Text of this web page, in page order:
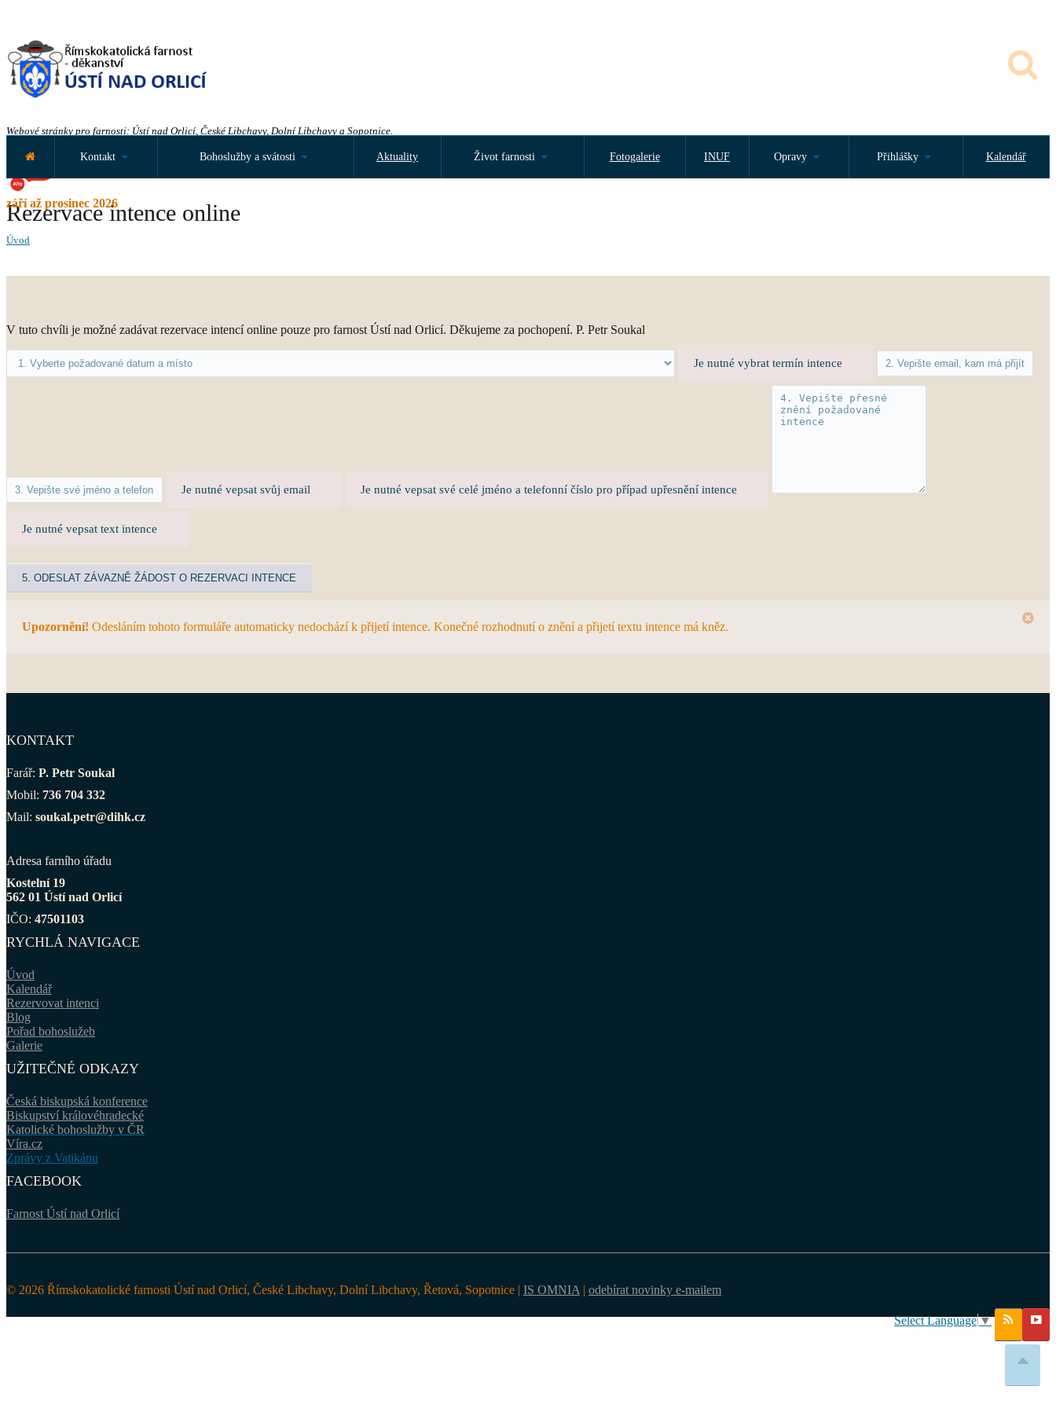
Webové stránky pro farnosti: Ústí nad Orlicí, České Libchavy, Dolní Libchavy a Sopotnice.
září až prosinec 2026
Kontakt Bohoslužby a svátosti Aktuality Život farnosti Fotogalerie INUF Opravy Přihlášky Kalendář
Rezervace intence online
Úvod
V tuto chvíli je možné zadávat rezervace intencí online pouze pro farnost Ústí nad Orlicí. Děkujeme za pochopení. P. Petr Soukal
Je nutné vybrat termín intence
Je nutné vepsat svůj email Je nutné vepsat své celé jméno a telefonní číslo pro případ upřesnění intence
Je nutné vepsat text intence
Upozornění! Odesláním tohoto formuláře automaticky nedochází k přijetí intence. Konečné rozhodnutí o znění a přijetí textu intence má kněz.
KONTAKT
Farář: P. Petr Soukal
Mobil: 736 704 332
Mail: soukal.petr@dihk.cz
Adresa farního úřadu
Kostelní 19
562 01 Ústí nad Orlicí
IČO: 47501103
RYCHLÁ NAVIGACE
Úvod
Kalendář
Rezervovat intenci
Blog
Pořad bohoslužeb
Galerie
UŽITEČNÉ ODKAZY
Česká biskupská konference
Biskupství královéhradecké
Katolické bohoslužby v ČR
Víra.cz
Zprávy z Vatikánu
FACEBOOK
Farnost Ústí nad Orlicí
© 2026 Římskokatolické farnosti Ústí nad Orlicí, České Libchavy, Dolní Libchavy, Řetová, Sopotnice | IS OMNIA | odebírat novinky e-mailem
Select Language▼